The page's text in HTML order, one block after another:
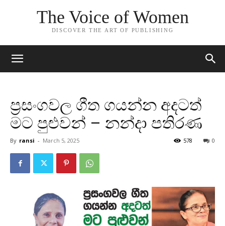
The Voice of Women
DISCOVER THE ART OF PUBLISHING
ප්‍රසංගවල ගීත ගයන්න අදටත්
මට පුළුවන් – නන්දා පතිරණ
By ransi - March 5, 2025 0
578